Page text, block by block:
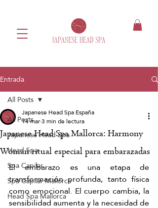
Entrada
All Posts
Japanese Head Spa
Head Spa
Spa Capilar
Spa Capilar Mallorca
Head Spa Mallorca
All Posts
Japanese Head Spa Mallorca: Harmony
Woman ritual especial para embarazadas
Japanese Head Spa España
14 mar3 min de lectura
El embarazo es una etapa de
transformación profunda, tanto física
como emocional. El cuerpo cambia, la
sensibilidad aumenta y la necesidad de